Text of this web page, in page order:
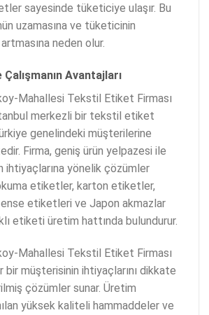
sayesinde tüketiciye ulaşır. Bu
uzamasına ve tüketicinin
neden olur.
Avantajları
Mahallesi Tekstil Etiket Firması
merkezli bir tekstil etiket
genelindeki müşterilerine
Firma, geniş ürün yelpazesi ile
ihtiyaçlarına yönelik çözümler
etiketler, karton etiketler,
etiketleri ve Japon akmazlar
etiketi üretim hattında bulundurur.
Mahallesi Tekstil Etiket Firması
bir müşterisinin ihtiyaçlarını dikkate
çözümler sunar. Üretim
yüksek kaliteli hammaddeler ve